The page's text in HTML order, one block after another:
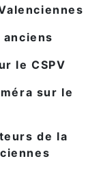
le CSPV
sur le
de la